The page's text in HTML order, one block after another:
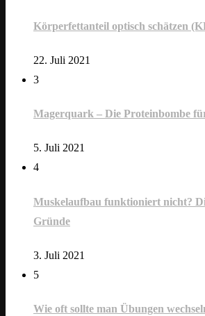
Körperfettanteil optisch schätzen
22. Juli 2021
3
Magerquark – Die Proteinbombe
5. Juli 2021
4
Muskelaufbau funktioniert nicht?
Gründe
3. Juli 2021
5
Wie oft sollte man Übungen